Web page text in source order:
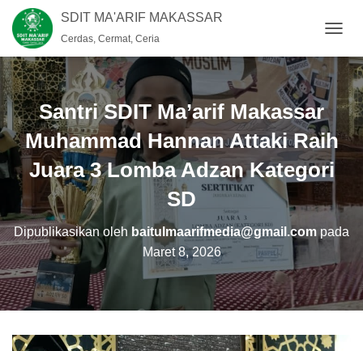
SDIT MA'ARIF MAKASSAR
Cerdas, Cermat, Ceria
O
G
L
N
A
V
I
A
Santri SDIT Ma’arif Makassar
Muhammad Hannan Attaki Raih
Juara 3 Lomba Adzan Kategori
SD
Dipublikasikan oleh baitulmaarifmedia@gmail.com pada
Maret 8, 2026